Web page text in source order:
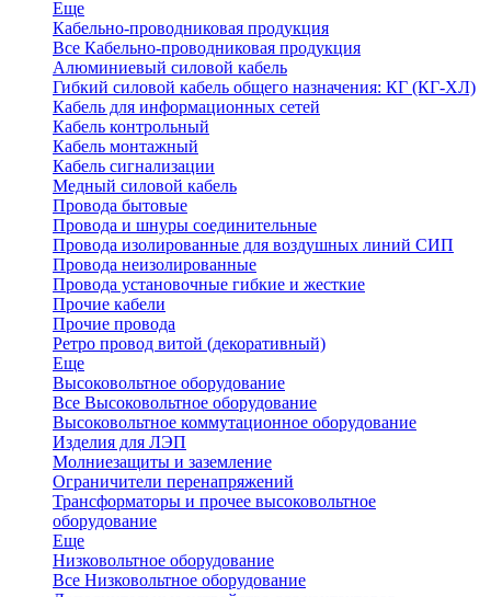
Еще
Кабельно-проводниковая продукция
Все Кабельно-проводниковая продукция
Алюминиевый силовой кабель
Гибкий силовой кабель общего назначения: КГ (КГ-ХЛ)
Кабель для информационных сетей
Кабель контрольный
Кабель монтажный
Кабель сигнализации
Медный силовой кабель
Провода бытовые
Провода и шнуры соединительные
Провода изолированные для воздушных линий СИП
Провода неизолированные
Провода установочные гибкие и жесткие
Прочие кабели
Прочие провода
Ретро провод витой (декоративный)
Еще
Высоковольтное оборудование
Все Высоковольтное оборудование
Высоковольтное коммутационное оборудование
Изделия для ЛЭП
Молниезащиты и заземление
Ограничители перенапряжений
Трансформаторы и прочее высоковольтное
оборудование
Еще
Низковольтное оборудование
Все Низковольтное оборудование